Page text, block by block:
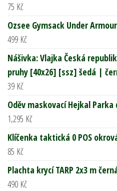
75 Kč
Ozsee Gymsack Under
499 Kč
Nášivka: Vlajka Česká
pruhy [40x26] [ssz] šedá |
39 Kč
Oděv maskovací Hejkal Parka
1,295 Kč
Klíčenka taktická 0 POS
85 Kč
Plachta krycí TARP 2x3 m
490 Kč